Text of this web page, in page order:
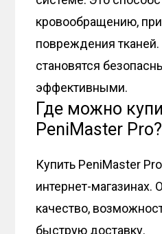
кровообращению,
повреждения тканей.
становятся
эффективными.
Где можно
PeniMaster Pro?
Купить PeniMaster
интернет-магазинах.
качество,
быструю доставку.